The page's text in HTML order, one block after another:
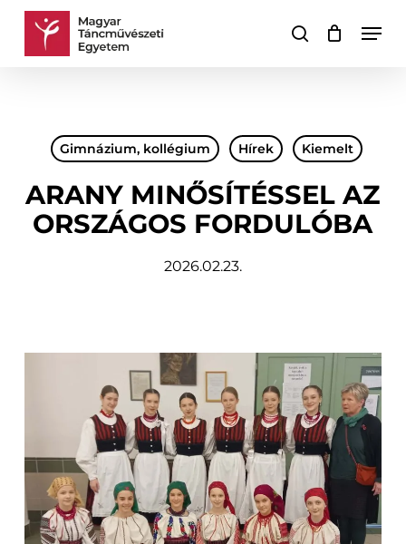
Skip
keresés
Kosár Kosár
Gimnázium, kollégium Hírek Kiemelt
ARANY MINŐSÍTÉSSEL AZ
ORSZÁGOS FORDULÓBA
2026.02.23.